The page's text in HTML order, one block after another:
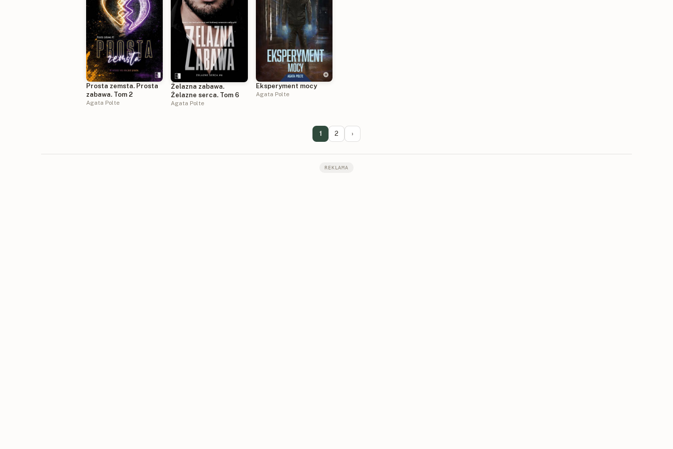
Prosta zemsta. Prosta
zabawa. Tom 2
Agata Polte
Żelazna zabawa.
Żelazne serca. Tom 6
Agata Polte
Eksperyment mocy
Agata Polte
1 2 ›
REKLAMA